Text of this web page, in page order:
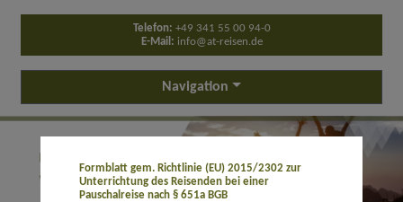
Telefon: +49 341 55 00 94-0
E-Mail: info@at-reisen.de
Navigation
Formblatt gem. Richtlinie (EU) 2015/2302 zur
Unterrichtung des Reisenden bei einer
Pauschalreise nach § 651a BGB